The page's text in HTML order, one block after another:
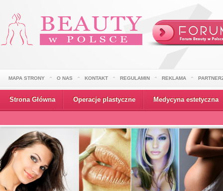
MAPA STRONY O NAS KONTAKT REGULAMIN REKLAMA
Strona Główna Operacje plastyczne Medycyna estetyczna